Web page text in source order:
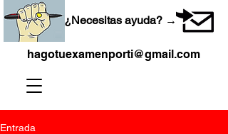
¿Necesitas ayuda? →
hagotuexamenporti@gmail.com
Entrada